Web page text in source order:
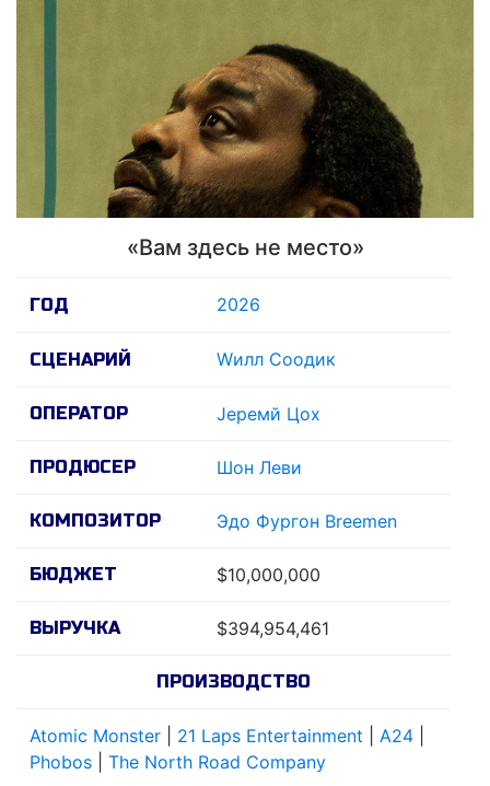
«Вам здесь не место»
ГОД 2026
СЦЕНАРИЙ Wилл Соодик
ОПЕРАТОР Jеремй Цоx
ПРОДЮСЕР Шон Леви
КОМПОЗИТОР Эдо Фургон Breemen
БЮДЖЕТ $10,000,000
ВЫРУЧКА $394,954,461
ПРОИЗВОДСТВО
Atomic Monster 21 Laps Entertainment A24
Phobos
The North Road Company